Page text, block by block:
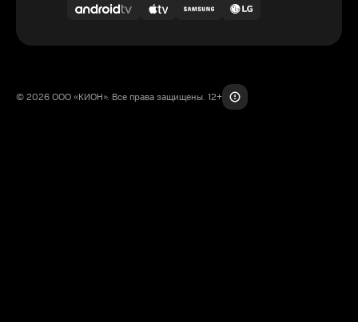
© 2026 ООО «КИОН». Все права защищены. 12+